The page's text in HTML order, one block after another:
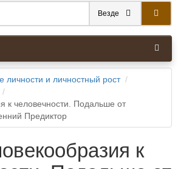
Везде
личности и личностный рост
к человечности. Подальше от
Предиктор
к